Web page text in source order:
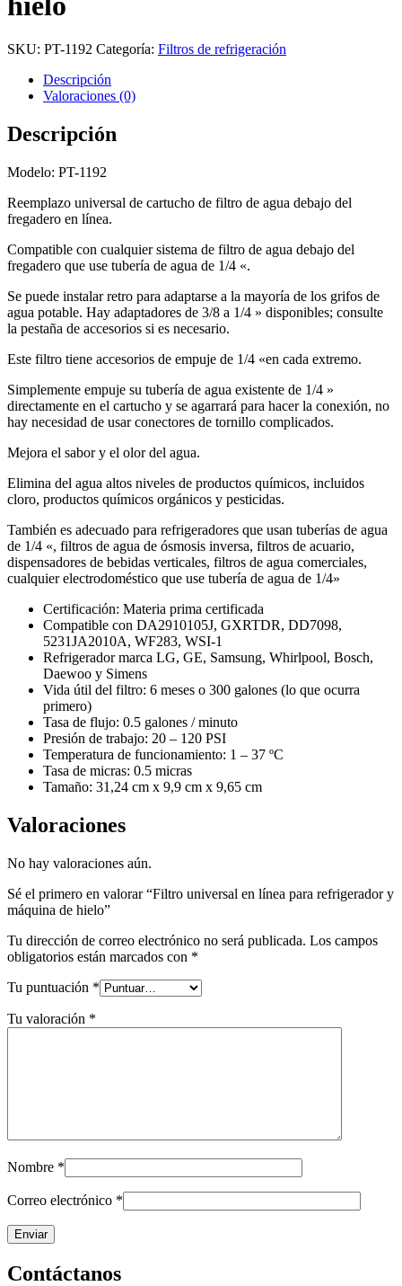
SKU: PT-1192 Categoría: Filtros de refrigeración
Descripción
Valoraciones (0)
Descripción
Modelo: PT-1192
Reemplazo universal de cartucho de filtro de agua debajo del
fregadero en línea.
Compatible con cualquier sistema de filtro de agua debajo del
fregadero que use tubería de agua de 1/4 «.
Se puede instalar retro para adaptarse a la mayoría de los grifos de
agua potable. Hay adaptadores de 3/8 a 1/4 » disponibles; consulte
la pestaña de accesorios si es necesario.
Este filtro tiene accesorios de empuje de 1/4 «en cada extremo.
Simplemente empuje su tubería de agua existente de 1/4 »
directamente en el cartucho y se agarrará para hacer la conexión, no
hay necesidad de usar conectores de tornillo complicados.
Mejora el sabor y el olor del agua.
Elimina del agua altos niveles de productos químicos, incluidos
cloro, productos químicos orgánicos y pesticidas.
También es adecuado para refrigeradores que usan tuberías de agua
de 1/4 «, filtros de agua de ósmosis inversa, filtros de acuario,
dispensadores de bebidas verticales, filtros de agua comerciales,
cualquier electrodoméstico que use tubería de agua de 1/4»
Certificación: Materia prima certificada
Compatible con DA2910105J, GXRTDR, DD7098,
5231JA2010A, WF283, WSI-1
Refrigerador marca LG, GE, Samsung, Whirlpool, Bosch,
Daewoo y Simens
Vida útil del filtro: 6 meses o 300 galones (lo que ocurra
primero)
Tasa de flujo: 0.5 galones / minuto
Presión de trabajo: 20 – 120 PSI
Temperatura de funcionamiento: 1 – 37 ºC
Tasa de micras: 0.5 micras
Tamaño: 31,24 cm x 9,9 cm x 9,65 cm
Valoraciones
No hay valoraciones aún.
Sé el primero en valorar “Filtro universal en línea para refrigerador y
máquina de hielo”
Tu dirección de correo electrónico no será publicada. Los campos
obligatorios están marcados con *
Tu puntuación *
Tu valoración *
Nombre *
Correo electrónico *
Contáctanos